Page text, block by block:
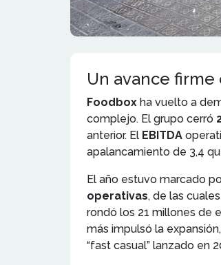
Un avance
Foodbox ha vuelto a
complejo. El grupo cerró
anterior. El EBITDA
apalancamiento de 3,4
El año estuvo marcado
operativas, de las cuales
rondó los 21 millones de
más impulsó la
“fast casual” lanzado en